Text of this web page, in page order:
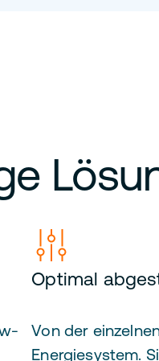
Optimal
Von der
Energiesystem.